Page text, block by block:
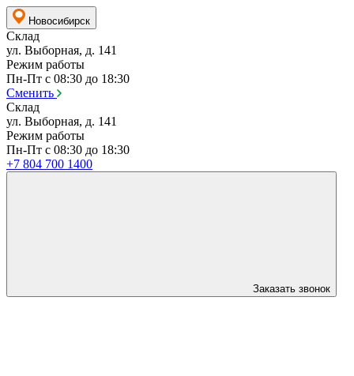
Новосибирск
Склад
ул. Выборная, д. 141
Режим работы
Пн-Пт с 08:30 до 18:30
Сменить
Склад
ул. Выборная, д. 141
Режим работы
Пн-Пт с 08:30 до 18:30
+7 804 700 1400
Заказать звонок